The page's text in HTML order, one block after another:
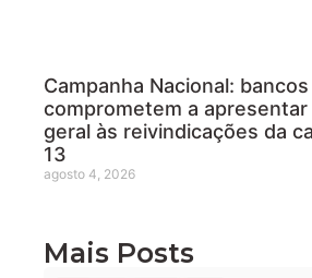
Campanha Nacional:
comprometem a
geral às reivindicações da
13
agosto 4, 2026
Mais Posts